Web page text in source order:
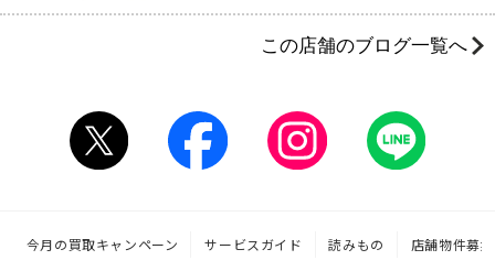
この店舗のブログ一覧へ
今月の買取キャンペーン サービスガイド 読みもの 店舗物件募集